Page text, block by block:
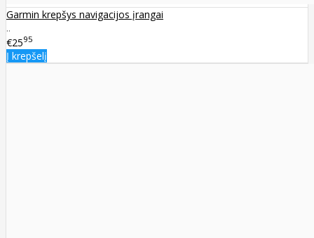
Garmin krepšys navigacijos įrangai
..
€2595
Į krepšelį